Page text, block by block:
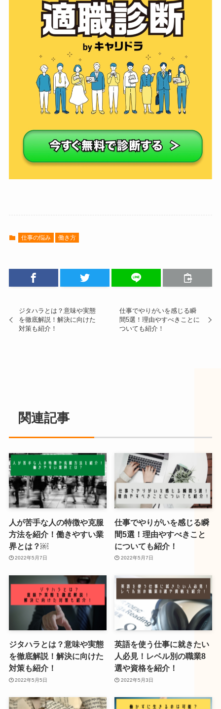
仕事の悩み 働き方
ジタハラとは？意味や実態
を徹底解説！解決に向けた
対策も紹介！
仕事でやりがいを感じる瞬
間5選！理由やすべきことに
ついても紹介！
関連記事
人が苦手な人の特徴や克服
方法を紹介！働きやすい業
界とは？￼
2022年5月7日
仕事でやりがいを感じる瞬
間5選！理由やすべきこと
についても紹介！
2022年5月7日
ジタハラとは？意味や実態
を徹底解説！解決に向けた
対策も紹介！
2022年5月5日
英語を使う仕事に就きたい
人必見！レベル別の職業8
選や資格を紹介！
2022年5月3日